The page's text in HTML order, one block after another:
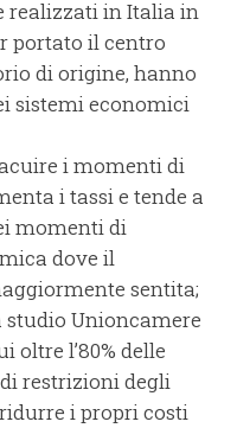
realizzati in Italia in
portato il centro
di origine, hanno
sistemi economici
i momenti di
i tassi e tende a
momenti di
dove il
sentita;
Unioncamere
oltre l’80% delle
restrizioni degli
i propri costi